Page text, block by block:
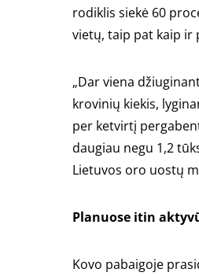
rodiklis siekė 60
vietų, taip pat kaip ir
„Dar viena
krovinių kiekis,
per ketvirtį
daugiau negu 1,2
Lietuvos oro uostų
Planuose itin
Kovo pabaigoje